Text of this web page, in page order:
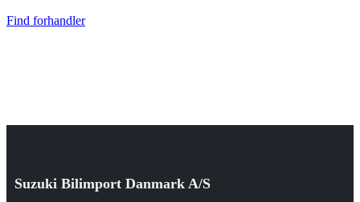
Find forhandler
Suzuki Bilimport Danmark A/S